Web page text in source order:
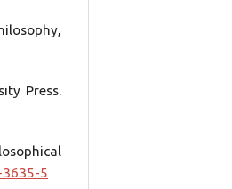
Press.
5